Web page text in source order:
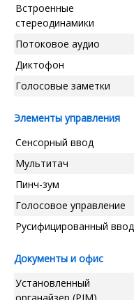
Встроенные
стереодинамики
Потоковое аудио
Диктофон
Голосовые заметки
Элементы управления
Сенсорный ввод
Мультитач
Пинч-зум
Голосовое управление
Русифицированный ввод
Документы и офис
Установленный